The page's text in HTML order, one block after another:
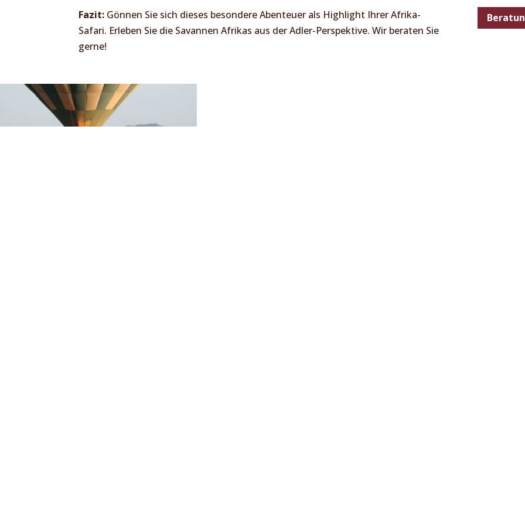
Fazit: Gönnen Sie sich dieses besondere Abenteuer als Highlight Ihrer Afrika-
Safari. Erleben Sie die Savannen Afrikas aus der Adler-Perspektive. Wir beraten Sie
gerne!